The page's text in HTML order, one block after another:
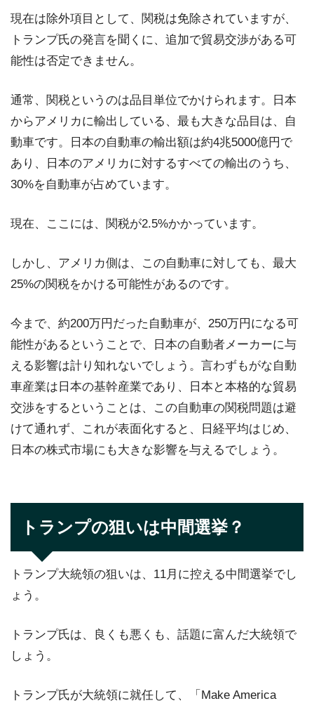
現在は除外項目として、関税は免除されていますが、
トランプ氏の発言を聞くに、追加で貿易交渉がある可
能性は否定できません。
通常、関税というのは品目単位でかけられます。日本
からアメリカに輸出している、最も大きな品目は、自
動車です。日本の自動車の輸出額は約4兆5000億円で
あり、日本のアメリカに対するすべての輸出のうち、
30%を自動車が占めています。
現在、ここには、関税が2.5%かかっています。
しかし、アメリカ側は、この自動車に対しても、最大
25%の関税をかける可能性があるのです。
今まで、約200万円だった自動車が、250万円になる可
能性があるということで、日本の自動者メーカーに与
える影響は計り知れないでしょう。言わずもがな自動
車産業は日本の基幹産業であり、日本と本格的な貿易
交渉をするということは、この自動車の関税問題は避
けて通れず、これが表面化すると、日経平均はじめ、
日本の株式市場にも大きな影響を与えるでしょう。
トランプの狙いは中間選挙？
トランプ大統領の狙いは、11月に控える中間選挙でし
ょう。
トランプ氏は、良くも悪くも、話題に富んだ大統領で
しょう。
トランプ氏が大統領に就任して、「Make America